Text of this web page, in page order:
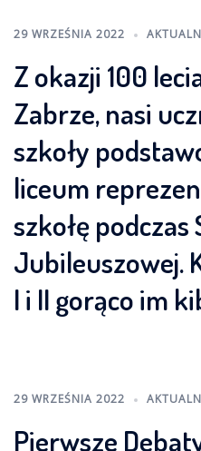
29 WRZEŚNIA 2022
Z okazji 100
Zabrze, nasi
szkoły
liceum
szkołę
Jubileuszowej.
I i II gorąco im
29 WRZEŚNIA 2022
Pierwsze